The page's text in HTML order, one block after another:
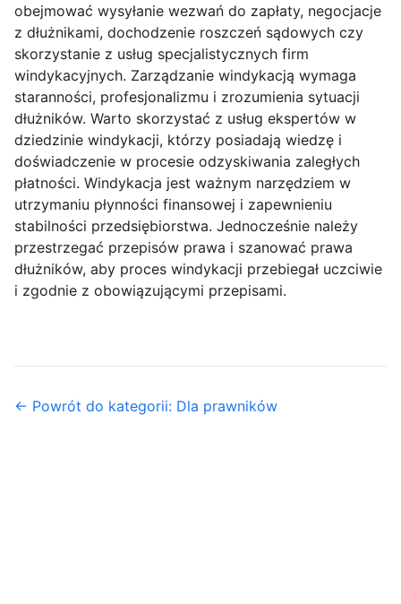
obejmować wysyłanie wezwań do zapłaty, negocjacje
z dłużnikami, dochodzenie roszczeń sądowych czy
skorzystanie z usług specjalistycznych firm
windykacyjnych. Zarządzanie windykacją wymaga
staranności, profesjonalizmu i zrozumienia sytuacji
dłużników. Warto skorzystać z usług ekspertów w
dziedzinie windykacji, którzy posiadają wiedzę i
doświadczenie w procesie odzyskiwania zaległych
płatności. Windykacja jest ważnym narzędziem w
utrzymaniu płynności finansowej i zapewnieniu
stabilności przedsiębiorstwa. Jednocześnie należy
przestrzegać przepisów prawa i szanować prawa
dłużników, aby proces windykacji przebiegał uczciwie
i zgodnie z obowiązującymi przepisami.
← Powrót do kategorii: Dla prawników